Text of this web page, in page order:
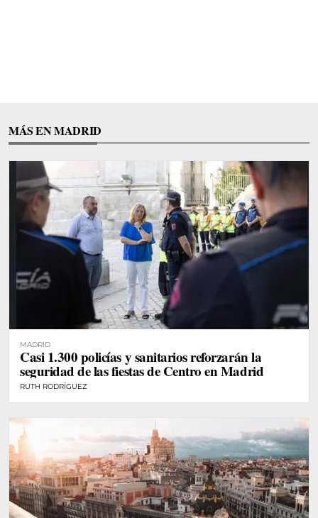
MÁS EN MADRID
MADRID
Casi 1.300 policías y sanitarios reforzarán la
seguridad de las fiestas de Centro en Madrid
RUTH RODRÍGUEZ